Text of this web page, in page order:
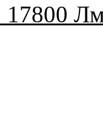
17800